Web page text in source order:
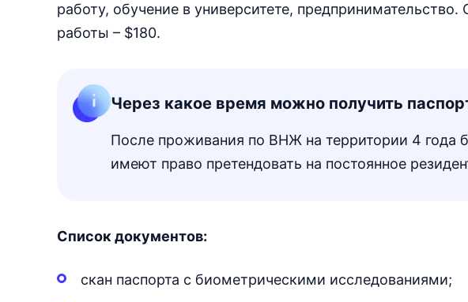
работу, обучение в университете,
работы – $180.
Через какое время можно получить
После проживания по ВНЖ на территории 4 года
имеют право претендовать на постоянное
Список документов:
скан паспорта с биометрическими исследованиями;